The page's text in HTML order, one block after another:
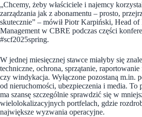
„Chcemy, żeby właściciele i najemcy
zarządzania jak z abonamentu – prosto,
skutecznie” – mówił Piotr Karpiński, Head of
Management w CBRE podczas części
#scf2025spring.
W jednej miesięcznej stawce miałyby się
techniczne, ochrona, sprzątanie,
czy windykacja. Wyłączone pozostaną m.in.
od nieruchomości, ubezpieczenia i media. To
ma szansę szczególnie sprawdzić się w
wielolokalizacyjnych portfelach, gdzie
największe wyzwania operacyjne.